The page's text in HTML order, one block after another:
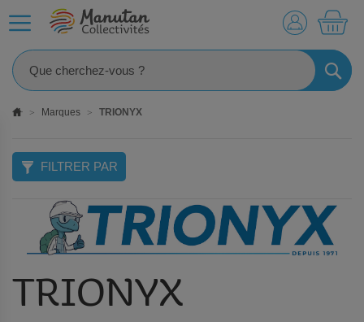
Marques TRIONYX
TRIONYX
FILTRER PAR